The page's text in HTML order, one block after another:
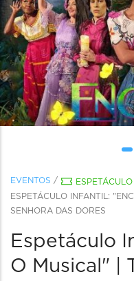
EVENTOS / ESPETÁCULO
ESPETÁCULO INFANTIL:
SENHORA DAS DORES
Espetáculo
O Musical" |